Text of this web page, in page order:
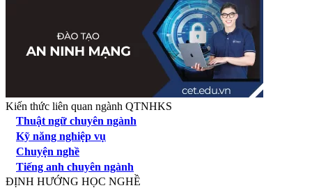
Kiến thức liên quan ngành QTNHKS
Thuật ngữ chuyên ngành
Kỹ năng nghiệp vụ
Chuyện nghề
Tiếng anh chuyên ngành
ĐỊNH HƯỚNG HỌC NGHỀ